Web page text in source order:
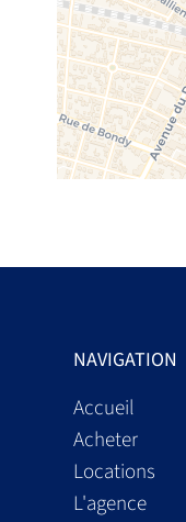
NAVIGATION
Accueil
Acheter
Locations
L'agence